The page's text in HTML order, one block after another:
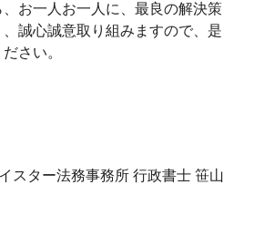
お一人お一人に、最良の解決策
誠心誠意取り組みますので、是
さい。
スター法務事務所 行政書士 笹山